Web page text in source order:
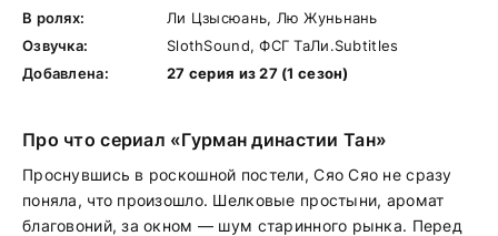
В ролях:
Ли Цзысюань, Лю Жуньнань
Озвучка:
SlothSound, ФСГ ТаЛи.Subtitles
Добавлена:
27 серия из 27 (1 сезон)
Про что сериал «Гурман династии Тан»
Проснувшись в роскошной постели, Сяо Сяо не сразу
поняла, что произошло. Шелковые простыни, аромат
благовоний, за окном — шум старинного рынка. Перед